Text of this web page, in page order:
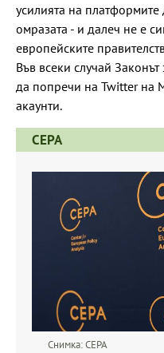
усилията на платформите
омразата - и далеч не е
европейските
Във всеки случай
да попречи на Twitter на
акаунти.
CEPA
Снимка: CEPA